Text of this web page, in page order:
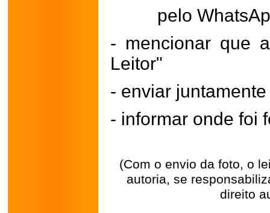
pelo
- mencionar que
Leitor"
- enviar
- informar onde foi
(Com o envio da foto, o
autoria, se
direito